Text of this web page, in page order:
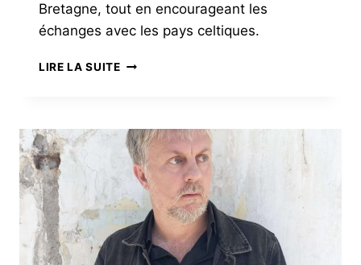
Bretagne, tout en encourageant les
échanges avec les pays celtiques.
LIRE LA SUITESEIZ
NOUVEAU
SOUFFLE
SUR
L’ART
BRETON